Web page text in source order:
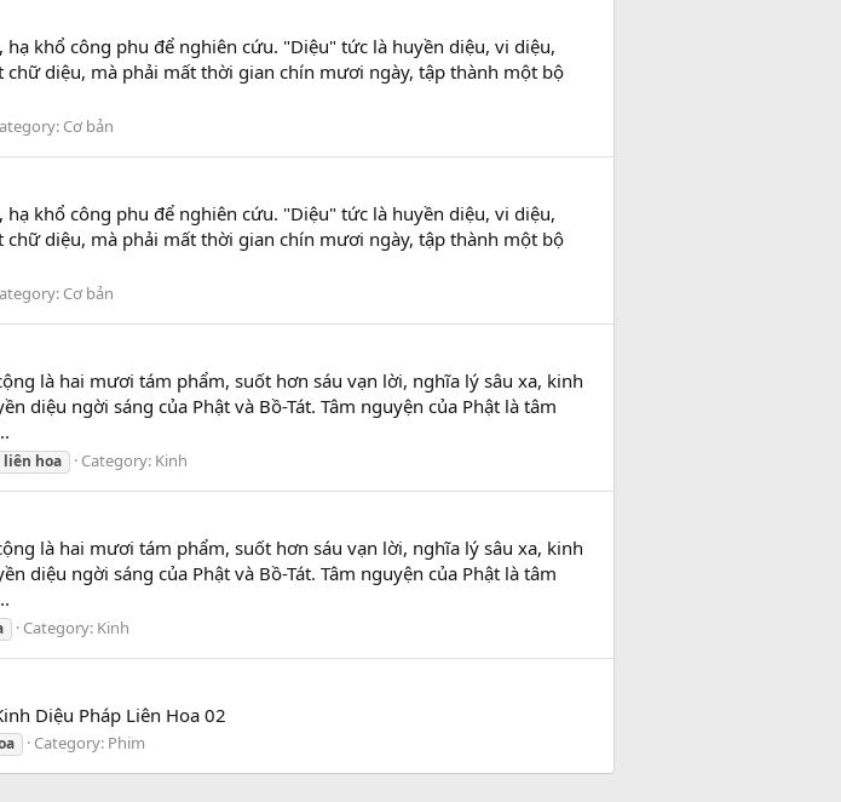
khổ công phu để nghiên cứu. "Diệu" tức là huyền diệu, vi diệu,
diệu, mà phải mất thời gian chín mươi ngày, tập thành một bộ
Cơ bản
khổ công phu để nghiên cứu. "Diệu" tức là huyền diệu, vi diệu,
diệu, mà phải mất thời gian chín mươi ngày, tập thành một bộ
Cơ bản
là hai mươi tám phẩm, suốt hơn sáu vạn lời, nghĩa lý sâu xa, kinh
diệu ngời sáng của Phật và Bồ-Tát. Tâm nguyện của Phật là tâm
liên hoa Category: Kinh
là hai mươi tám phẩm, suốt hơn sáu vạn lời, nghĩa lý sâu xa, kinh
diệu ngời sáng của Phật và Bồ-Tát. Tâm nguyện của Phật là tâm
Category: Kinh
Diệu Pháp Liên Hoa 02
Category: Phim